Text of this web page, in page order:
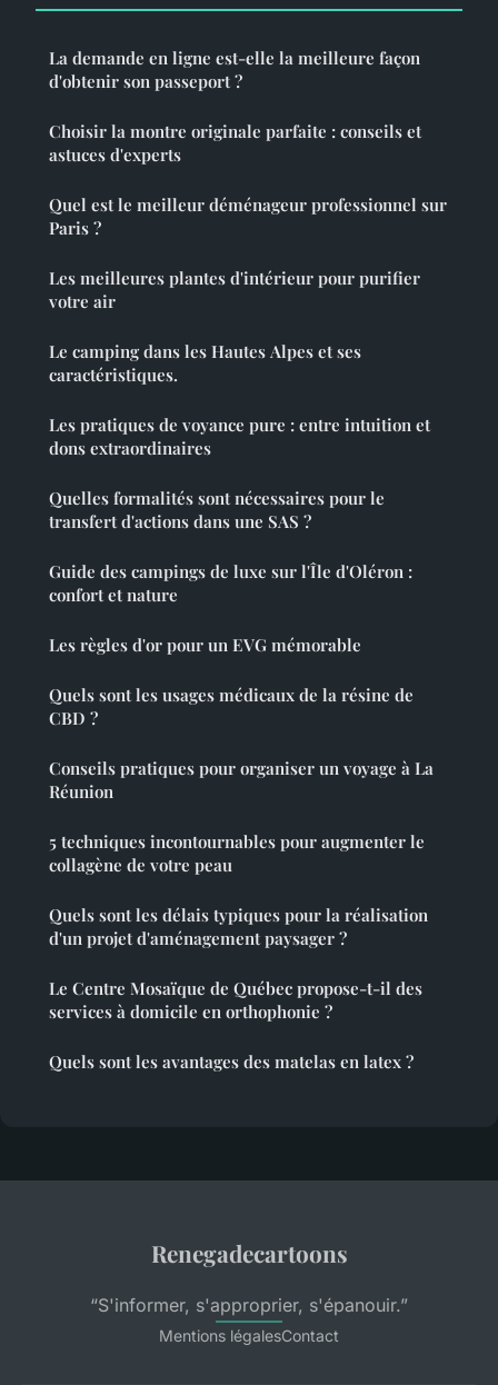
La demande en ligne est-elle la meilleure façon
d'obtenir son passeport ?
Choisir la montre originale parfaite : conseils et
astuces d'experts
Quel est le meilleur déménageur professionnel sur
Paris ?
Les meilleures plantes d'intérieur pour purifier
votre air
Le camping dans les Hautes Alpes et ses
caractéristiques.
Les pratiques de voyance pure : entre intuition et
dons extraordinaires
Quelles formalités sont nécessaires pour le
transfert d'actions dans une SAS ?
Guide des campings de luxe sur l'Île d'Oléron :
confort et nature
Les règles d'or pour un EVG mémorable
Quels sont les usages médicaux de la résine de
CBD ?
Conseils pratiques pour organiser un voyage à La
Réunion
5 techniques incontournables pour augmenter le
collagène de votre peau
Quels sont les délais typiques pour la réalisation
d'un projet d'aménagement paysager ?
Le Centre Mosaïque de Québec propose-t-il des
services à domicile en orthophonie ?
Quels sont les avantages des matelas en latex ?
Renegadecartoons
“S'informer, s'approprier, s'épanouir.”
Mentions légalesContact